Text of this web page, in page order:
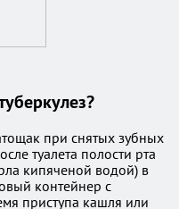
при снятых зубных
туалета полости рта
кипяченой водой) в
контейнер с
приступа кашля или